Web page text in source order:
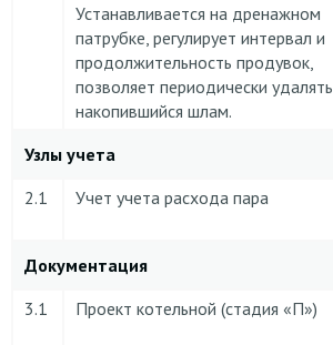
Устанавливается на дренажном
патрубке, регулирует интервал и
продолжительность продувок,
позволяет периодически удалять
накопившийся шлам.
Узлы учета
2.1
Учет учета расхода пара
Документация
3.1
Проект котельной (стадия «П»)